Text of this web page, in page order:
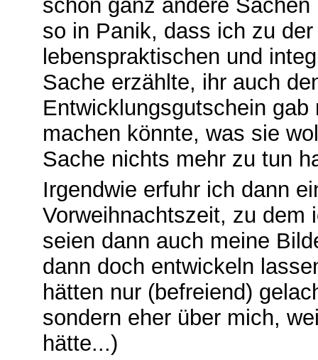
schon ganz andere
so in Panik, dass ich zu
lebenspraktischen und
Sache erzählte, ihr auch
Entwicklungsgutschein
machen könnte, was sie
Sache nichts mehr zu tun
Irgendwie erfuhr ich dann
Vorweihnachtszeit, zu dem
seien dann auch meine
dann doch entwickeln
hätten nur (befreiend)
sondern eher über mich,
hätte...)